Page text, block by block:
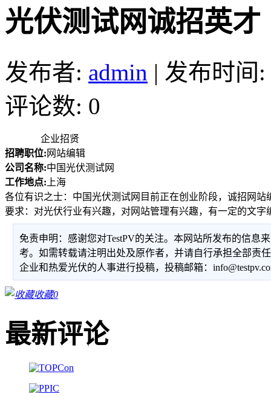
光伏测试网诚招英才
发布者: admin | 发布时间:
评论数: 0
企业招贤
招聘职位: 网站编辑
公司名称:中国光伏测试网
工作地点: 上海
各位有识之士：中国光伏测试网目前正在创业阶段，诚招网
要求：对光伏行业有兴趣，对网站管理有兴趣，有一定的文
免责申明：感谢您对TestPV的关注。本网站所发布的信息
考。如需转载请注明出处及原作者，并请自行承担全部责
企业和热爱光伏的人事进行投稿，投稿邮箱：
收藏0
最新评论